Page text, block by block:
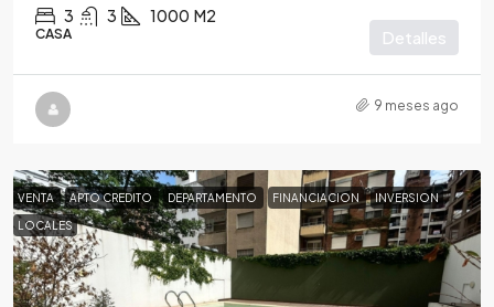
3 3 1000 M2
CASA Detalles
9 meses ago
VENTA APTO CREDITO DEPARTAMENTO FINANCIACION INVERSION
LOCALES